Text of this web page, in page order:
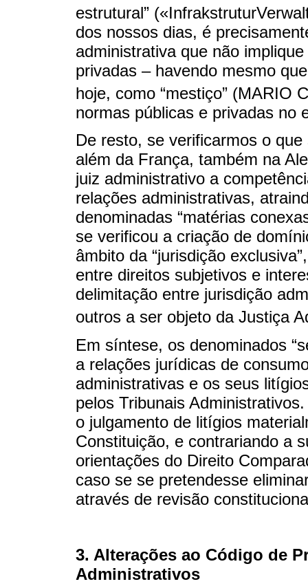
estrutural”
dos nossos dias, é
administrativa que não
privadas – havendo mesmo
hoje, como “mestiço” (MARIO
normas públicas e privadas no
De resto, se verificarmos o
além da França, também na
juiz administrativo a
relações administrativas,
denominadas “matérias
se verificou a criação de
âmbito da “jurisdição
entre direitos subjetivos e
delimitação entre jurisdição
outros a ser objeto da Justiça
Em síntese, os denominados
a relações jurídicas de
administrativas e os seus
pelos Tribunais
o julgamento de litígios
Constituição, e contrariando a
orientações do Direito
caso se se pretendesse
através de revisão
3. Alterações ao Código de
Administrativos